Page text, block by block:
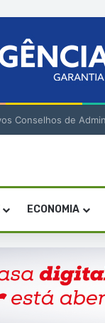
Conselhos de
ECONOMIA